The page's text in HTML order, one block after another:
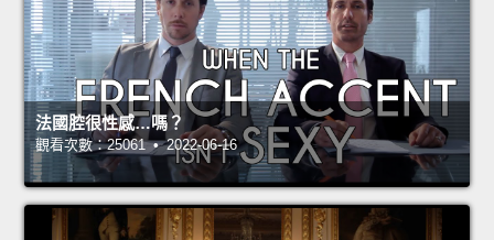
法國腔很性感…嗎？
觀看次數：25061 • 2022-06-16